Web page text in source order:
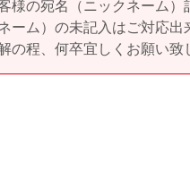
様の宛名（ニックネーム）
ーム）の未記入はご対応出
の程、何卒宜しくお願い致